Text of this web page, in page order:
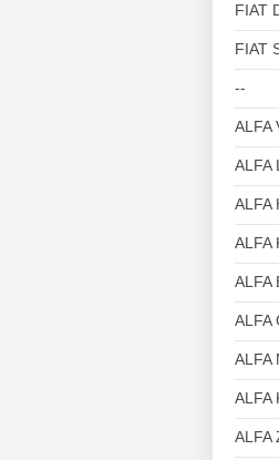
FIAT
FIAT
--
ALFA
ALFA
ALFA
ALFA
ALFA
ALFA
ALFA
ALFA
ALFA